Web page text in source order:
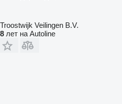
Troostwijk Veilingen B.V.
8 лет на Autoline